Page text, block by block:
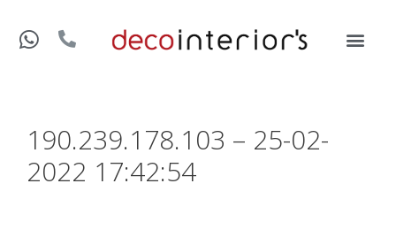
190.239.178.103 – 25-02-
2022 17:42:54